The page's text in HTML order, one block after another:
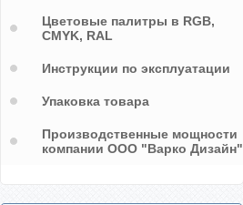
Цветовые палитры в RGB,
CMYK, RAL
Инструкции по эксплуатации
Упаковка товара
Производственные мощности
компании ООО "Варко Дизайн"